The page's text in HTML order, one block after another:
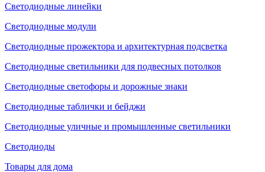
Светодиодные линейки
Светодиодные модули
Светодиодные прожектора и архитектурная подсветка
Светодиодные светильники для подвесных потолков
Светодиодные светофоры и дорожные знаки
Светодиодные таблички и бейджи
Светодиодные уличные и промышленные светильники
Светодиоды
Товары для дома